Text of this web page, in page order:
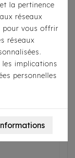
la pertinence
réseaux
pour vous offrir
réseaux
les implications
personnelles